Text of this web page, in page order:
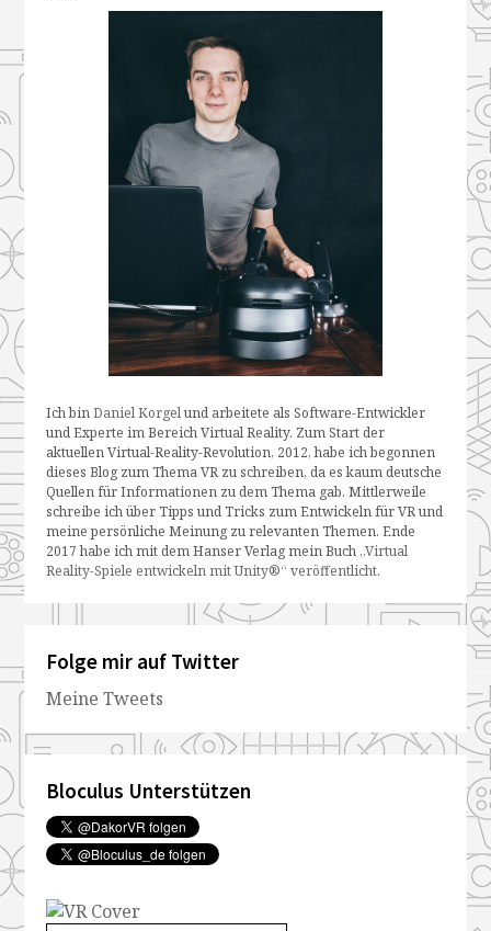
Ich binDaniel Korgelund arbeitete als Software-Entwickler
und Experte im Bereich Virtual Reality. Zum Start der
aktuellen Virtual-Reality-Revolution, 2012, habe ich begonnen
dieses Blog zum Thema VR zu schreiben, da es kaum deutsche
Quellen für Informationen zu dem Thema gab. Mittlerweile
schreibe ich über Tipps und Tricks zum Entwickeln für VR und
meine persönliche Meinung zu relevanten Themen. Ende
2017 habe ich mit dem Hanser Verlag mein Buch „Virtual
Reality-Spiele entwickeln mit Unity®“ veröffentlicht.
Folge mir auf Twitter
Meine Tweets
Bloculus Unterstützen